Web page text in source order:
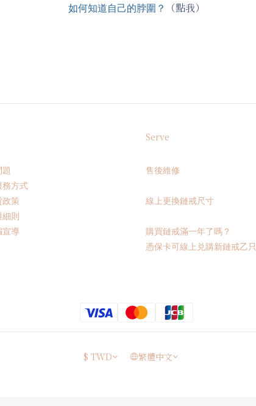
如何知道自己的脖圍？ （點我）
方式
策
則
導
Serve
售後維修
線上更換鏈戒尺寸
購買鏈戒滿一年了嗎？
憑保卡可線上兑購新鏈戒乙只
$ TWD 繁體中文